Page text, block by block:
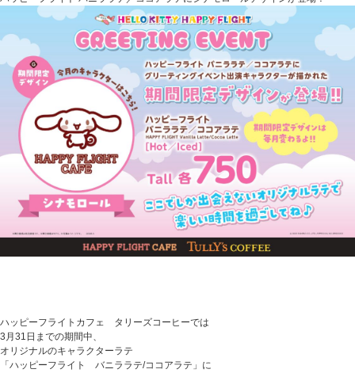
ハッピーフライトカフェ タリーズコーヒーでは
3月31日までの期間中、
オリジナルのキャラクターラテ
「ハッピーフライト バニララテ/ココアラテ」に